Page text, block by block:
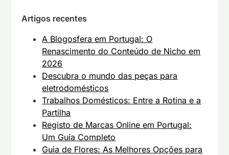
Artigos recentes
A Blogosfera em Portugal: O
Renascimento do Conteúdo de Nicho em
2026
Descubra o mundo das peças para
eletrodomésticos
Trabalhos Domésticos: Entre a Rotina e a
Partilha
Registo de Marcas Online em Portugal:
Um Guia Completo
Guia de Flores: As Melhores Opções para